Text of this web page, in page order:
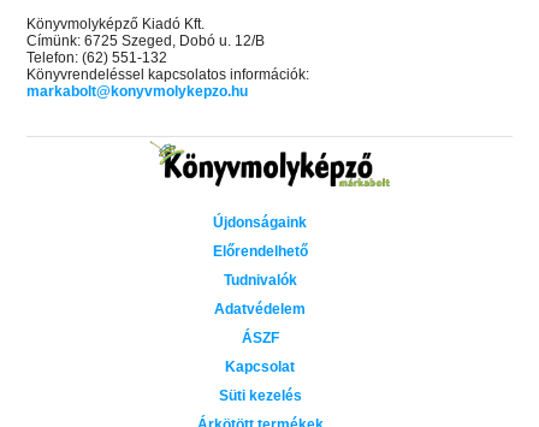
Könyvmolyképző Kiadó Kft.
Címünk: 6725 Szeged, Dobó u. 12/B
Telefon: (62) 551-132
Könyvrendeléssel kapcsolatos információk:
markabolt@konyvmolykepzo.hu
Újdonságaink
Előrendelhető
Tudnivalók
Adatvédelem
ÁSZF
Kapcsolat
Süti kezelés